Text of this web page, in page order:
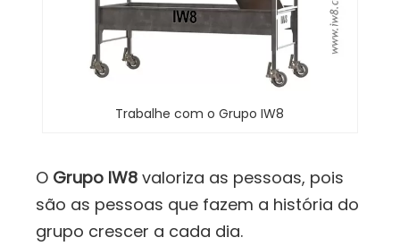
Trabalhe com o Grupo IW8
O Grupo IW8 valoriza as pessoas, pois
são as pessoas que fazem a história do
grupo crescer a cada dia.